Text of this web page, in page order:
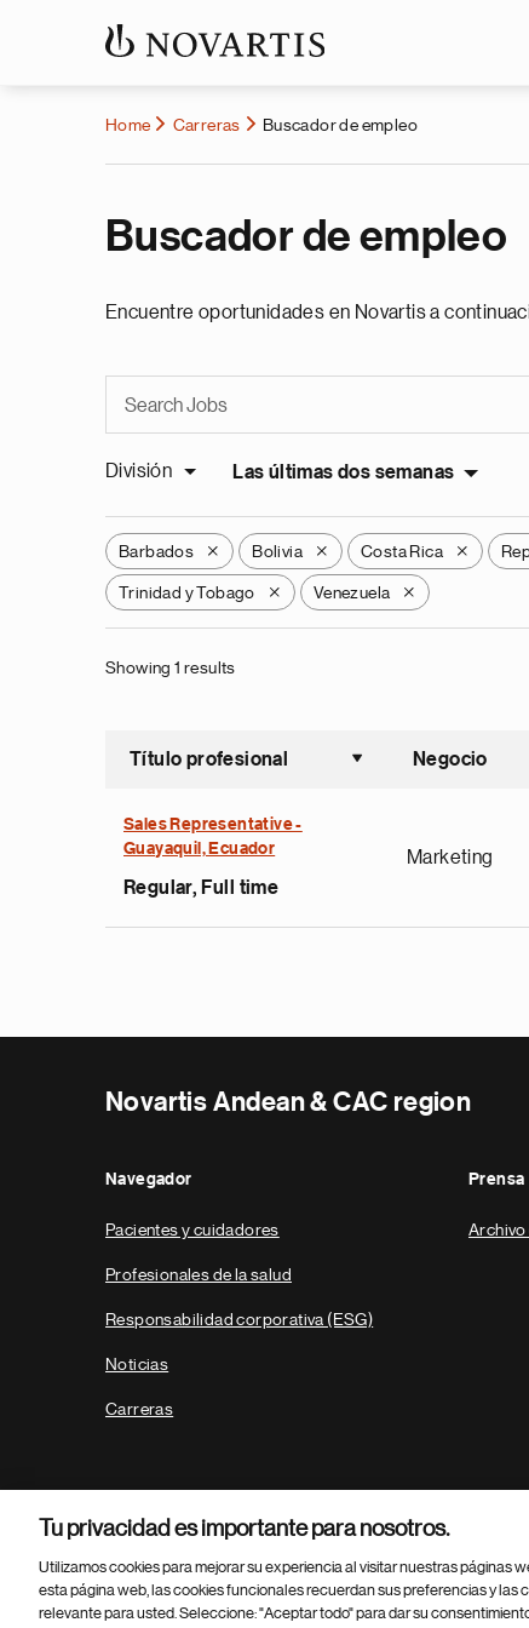
Home Carreras Buscador de empleo
Buscador de empleo
Encuentre oportunidades en Novartis a
División Las últimas dos semanas
Barbados X Bolivia X Costa Rica X
Trinidad y Tobago X Venezuela X
Showing 1 results
Título profesional
Ordenar
Negocio
Sales Representative -
Guayaquil, Ecuador
Regular, Full time
Marketing
Novartis Andean & CAC region
Navegador
Pacientes y cuidadores
Profesionales de la salud
Responsabilidad corporativa (ESG)
Noticias
Carreras
Prensa
Archivo
Parte
© 2026 Novartis AG
Tu privacidad es importante para nosotros.
Utilizamos cookies para mejorar su experiencia al visitar nuestras páginas
esta página web, las cookies funcionales recuerdan sus preferencias y
relevante para usted. Seleccione: "Aceptar todo" para dar su